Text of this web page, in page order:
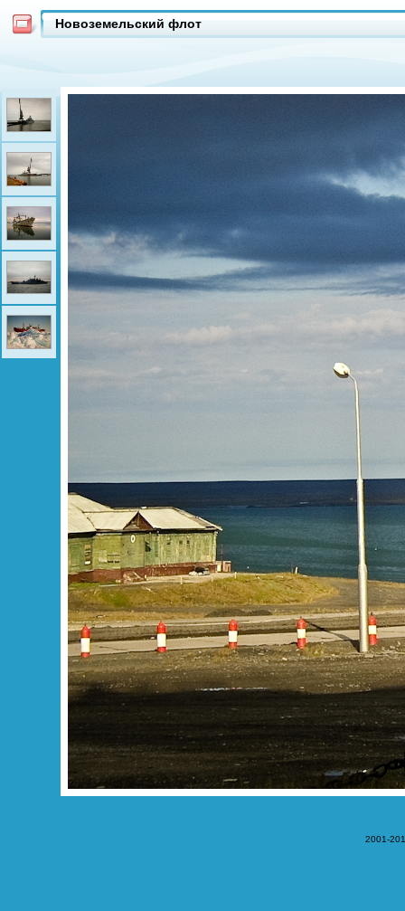
Новоземельский флот
2001-